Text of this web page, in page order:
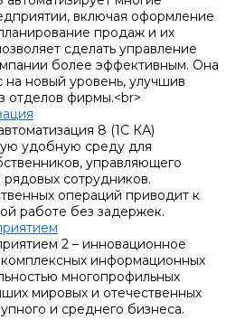
включая оформление
продаж и их
сделать управление
более эффективным. Она
на новый уровень, улучшив
отделов фирмы.<br>
8 (1С КА)
удобную среду для
управляющего
сотрудников.
операций приводит к
работе без задержек.
2 – инновационное
информационных
многопрофильных
мировых и отечественных
и среднего бизнеса.